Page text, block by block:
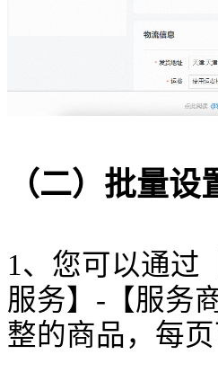
（二）批量设
1、您可以通过
服务】-【服务
整的商品，每